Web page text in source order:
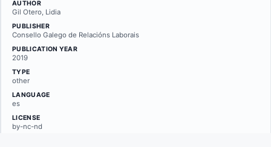
AUTHOR
Gil Otero, Lidia
PUBLISHER
Consello Galego de Relacións Laborais
PUBLICATION YEAR
2019
TYPE
other
LANGUAGE
es
LICENSE
by-nc-nd